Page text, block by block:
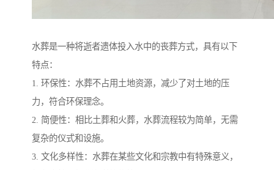
水葬是一种将逝者遗体投入水中的丧葬方式，具有以下
特点：
1. 环保性：水葬不占用土地资源，减少了对土地的压
力，符合环保理念。
2. 简便性：相比土葬和火葬，水葬流程较为简单，无需
复杂的仪式和设施。
3. 文化多样性：水葬在某些文化和宗教中有特殊意义，